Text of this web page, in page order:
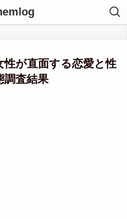
性が直面する恋愛と性
調査結果